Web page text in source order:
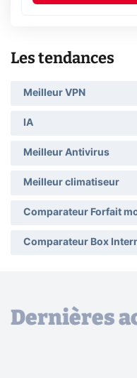
Les tendances
Meilleur VPN
IA
Meilleur Antivirus
Meilleur climatiseur
Comparateur Forfait
Comparateur Box
Dernières